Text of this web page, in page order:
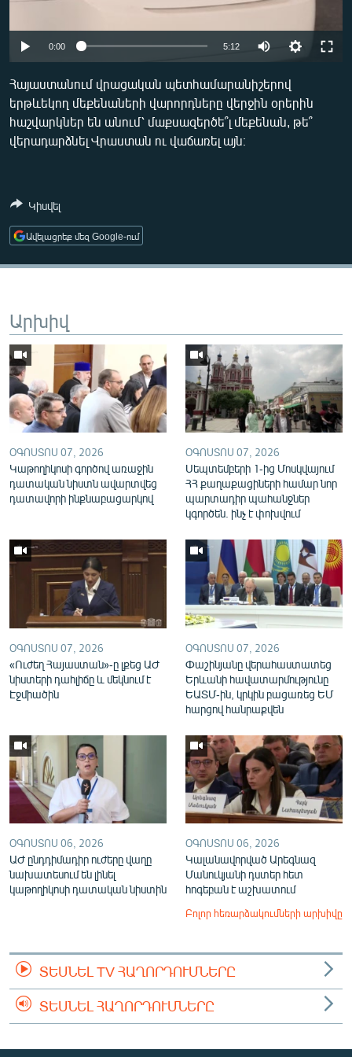
ՄՇԱԿՈՒՅԹ
ՄԵԿՆԱԲԱՆՈՒԹՅՈՒՆ
ՏՏ ԵՒ ԻՆՏԵՐՆԵՏ
ՏԵՍԱՆՅՈՒԹԵՐ
ԲԱՆԱՎԵՃ
ՁԳՏԵԼՈՎ ԼԱՎԱԳՈՒՅՆԻՆ
Հայերեն
English
Русский
ՀԵՏԵՎԵՔ ՄԵԶ
«Ազատության» բոլոր կայքերը
Auto 240p 360p
0:00 5:12
360p
480p
Հայաստանում վրացական պետհամարանիշերով
երթևեկող մեքենաների վարորդները վերջին օրերին
հաշվարկներ են անում՝ մաքսազերծե՞լ մեքենան, թե՞
վերադարձնել Վրաստան ու վաճառել այն։
Կիսվել
Ավելացրեք մեզ Google-ում
Արխիվ
ՕԳՈՍՏՈՍ 07, 2026
Կաթողիկոսի գործով առաջին
դատական նիստն ավարտվեց
դատավորի ինքնաբացարկով
ՕԳՈՍՏՈՍ 07, 2026
Սեպտեմբերի 1-ից Մոսկվայում
ՀՀ քաղաքացիների համար նոր
պարտադիր պահանջներ
կգործեն. ինչ է փոխվում
ՕԳՈՍՏՈՍ 07, 2026
«Ուժեղ Հայաստան»-ը լքեց ԱԺ
նիստերի դահլիճը և մեկնում է
Էջմիածին
ՕԳՈՍՏՈՍ 07, 2026
Փաշինյանը վերահաստատեց
Երևանի հավատարմությունը
ԵԱՏՄ-ին, կրկին բացառեց ԵՄ
հարցով հանրաքվեն
ՕԳՈՍՏՈՍ 06, 2026
ԱԺ ընդդիմադիր ուժերը վաղը
նախատեսում են լինել
կաթողիկոսի դատական նիստին
ՕԳՈՍՏՈՍ 06, 2026
Կալանավորված Արեգնազ
Մանուկյանի դստեր հետ
հոգեբան է աշխատում
Բոլոր հեռարձակումների արխիվը
ՏԵՍՆԵԼ TV ՀԱՂՈՐԴՈՒՄՆԵՐԸ
ՏԵՍՆԵԼ ՀԱՂՈՐԴՈՒՄՆԵՐԸ